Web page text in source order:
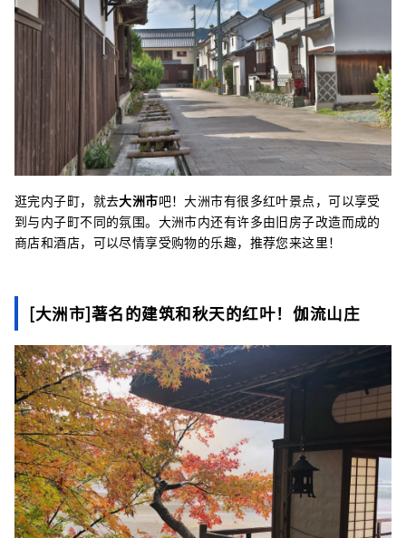
逛完内子町，就去大洲市吧！大洲市有很多红叶景点，可以享受
到与内子町不同的氛围。大洲市内还有许多由旧房子改造而成的
商店和酒店，可以尽情享受购物的乐趣，推荐您来这里！
[大洲市]著名的建筑和秋天的红叶！伽流山庄